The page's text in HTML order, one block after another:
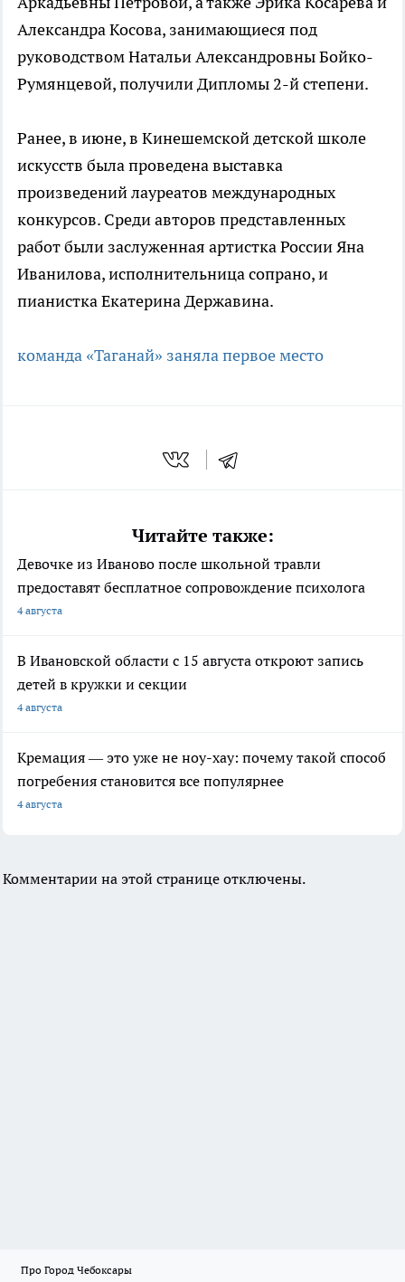
Александра Косова, занимающиеся под
руководством Натальи Александровны Бойко-
Румянцевой, получили Дипломы 2-й степени.
Ранее, в июне, в Кинешемской детской школе
искусств была проведена выставка
произведений лауреатов международных
конкурсов. Среди авторов представленных
работ были заслуженная артистка России Яна
Иванилова, исполнительница сопрано, и
пианистка Екатерина Державина.
команда «Таганай» заняла первое место
Читайте также:
Девочке из Иваново после школьной травли
предоставят бесплатное сопровождение психолога
4 августа
В Ивановской области с 15 августа откроют запись
детей в кружки и секции
4 августа
Кремация — это уже не ноу-хау: почему такой способ
погребения становится все популярнее
4 августа
Комментарии на этой странице отключены.
Про Город Чебоксары